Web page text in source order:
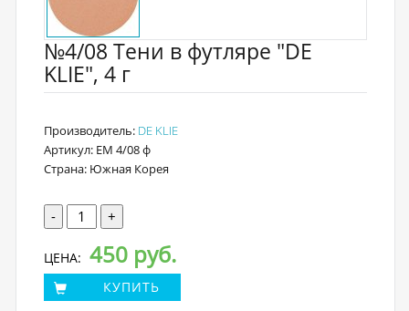
№4/08 Тени в футляре "DE
KLIE", 4 г
Производитель: DE KLIE
Артикул: EM 4/08 ф
Страна: Южная Корея
- +
ЦЕНА: 450 руб.
КУПИТЬ